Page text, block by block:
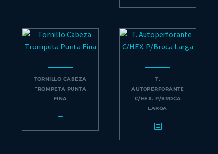
TORNILLO CABEZA
TROMPETA PUNTA
FINA
T.
AUTOPERFORANTE
C/HEX. P/BROCA
LARGA